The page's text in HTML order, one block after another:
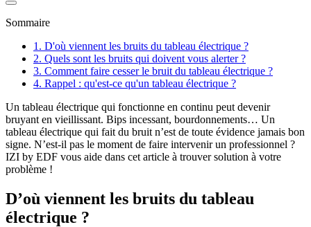
Sommaire
1. D'où viennent les bruits du tableau électrique ?
2. Quels sont les bruits qui doivent vous alerter ?
3. Comment faire cesser le bruit du tableau électrique ?
4. Rappel : qu'est-ce qu'un tableau électrique ?
Un tableau électrique qui fonctionne en continu peut devenir
bruyant en vieillissant. Bips incessant, bourdonnements… Un
tableau électrique qui fait du bruit n’est de toute évidence jamais bon
signe. N’est-il pas le moment de faire intervenir un professionnel ?
IZI by EDF vous aide dans cet article à trouver solution à votre
problème !
D’où viennent les bruits du tableau
électrique ?